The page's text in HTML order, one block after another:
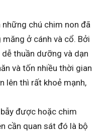
chú chim non đã
ở cánh và cổ. Bởi
thuần dưỡng và dạn
và tốn nhiều thời gian
lên thì rất khoẻ mạnh,
được hoặc chim
cần quan sát đó là bộ